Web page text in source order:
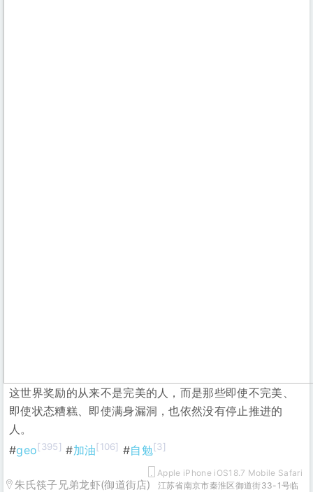
这世界奖励的从来不是完美的人，而是那些即使不完美、
即使状态糟糕、即使满身漏洞，也依然没有停止推进的
人。
#geo[395] #加油[106] #自勉[3]
Apple iPhone iOS18.7 Mobile Safari
朱氏筷子兄弟龙虾(御道街店) 江苏省南京市秦淮区御道街33-1号临